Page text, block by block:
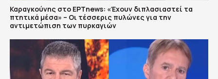
Καραγκούνης στο ΕΡΤnews: «Έχουν διπλασιαστεί τα
πτητικά μέσα» – Οι τέσσερις πυλώνες για την
αντιμετώπιση των πυρκαγιών